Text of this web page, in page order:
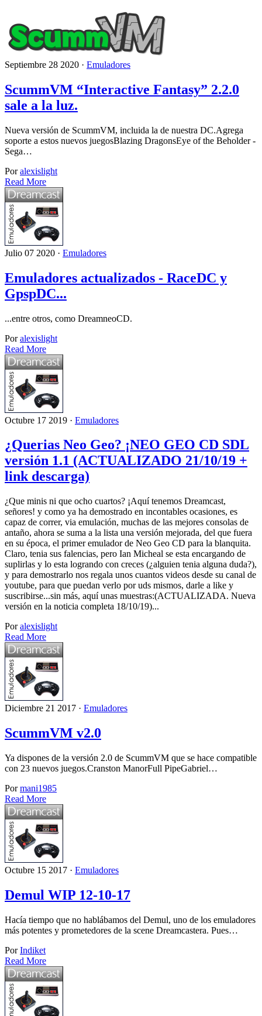
Septiembre 28 2020 · Emuladores
ScummVM “Interactive Fantasy” 2.2.0
sale a la luz.
Nueva versión de ScummVM, incluida la de nuestra DC.Agrega
soporte a estos nuevos juegosBlazing DragonsEye of the Beholder -
Sega…
Poralexislight
Read More
Julio 07 2020 · Emuladores
Emuladores actualizados - RaceDC y
GpspDC...
...entre otros, como DreamneoCD.
Poralexislight
Read More
Octubre 17 2019 · Emuladores
¿Querias Neo Geo? ¡NEO GEO CD SDL
versión 1.1 (ACTUALIZADO 21/10/19 +
link descarga)
¿Que minis ni que ocho cuartos? ¡Aquí tenemos Dreamcast,
señores! y como ya ha demostrado en incontables ocasiones, es
capaz de correr, via emulación, muchas de las mejores consolas de
antaño, ahora se suma a la lista una versión mejorada, del que fuera
en su época, el primer emulador de Neo Geo CD para la blanquita.
Claro, tenia sus falencias, pero Ian Micheal se esta encargando de
suplirlas y lo esta logrando con creces (¿alguien tenia alguna duda?),
y para demostrarlo nos regala unos cuantos videos desde su canal de
youtube, para que puedan verlo por uds mismos, darle a like y
suscribirse...sin más, aquí unas muestras:(ACTUALIZADA. Nueva
versión en la noticia completa 18/10/19)...
Poralexislight
Read More
Diciembre 21 2017 · Emuladores
ScummVM v2.0
Ya dispones de la versión 2.0 de ScummVM que se hace compatible
con 23 nuevos juegos.Cranston ManorFull PipeGabriel…
Pormani1985
Read More
Octubre 15 2017 · Emuladores
Demul WIP 12-10-17
Hacía tiempo que no hablábamos del Demul, uno de los emuladores
más potentes y prometedores de la scene Dreamcastera. Pues…
PorIndiket
Read More